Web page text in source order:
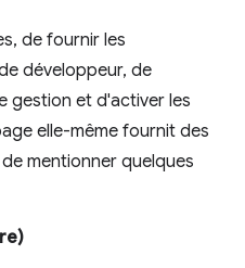
de fournir les
développeur, de
gestion et d'activer les
elle-même fournit des
mentionner quelques